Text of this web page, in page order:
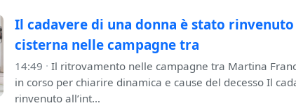
Il cadavere di una donna è stato
cisterna nelle campagne tra
14:49 · Il ritrovamento nelle campagne tra Martina
in corso per chiarire dinamica e cause del decesso Il
rinvenuto all’int…